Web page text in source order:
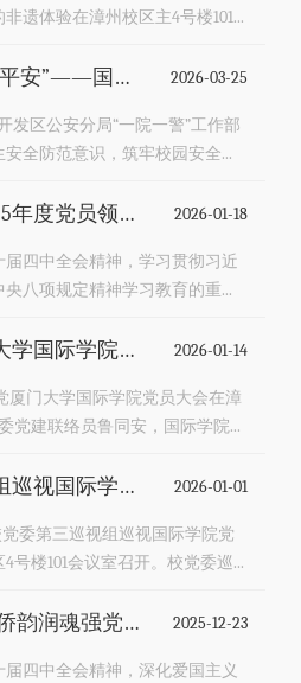
遗体验在漳州校区主4号楼101...
“理智在线，守护平安”——国际学院启动法治辅导员进社区系列活动 2026-03-25
发区公安分局“一院一警”工作部
全防范意识，筑牢校园安全...
国际学院召开2025年度党员领导干部民主生活会暨巡视整改专题民主生活会 2026-01-18
四中全会精神，学习贯彻习近
八项规定精神学习教育的重...
中国共产党厦门大学国际学院党员大会胜利召开 2026-01-14
厦门大学国际学院党员大会在漳
党建联络员鲁同安，国际学院...
校党委第三巡视组巡视国际学院党委意见反馈会召开 2026-01-01
党委第三巡视组巡视国际学院党
号楼101会议室召开。校党委巡...
文脉寻根承初心 侨韵润魂强党性——国际学院党委组织泉州红色研学行 2025-12-23
四中全会精神，深化爱国主义